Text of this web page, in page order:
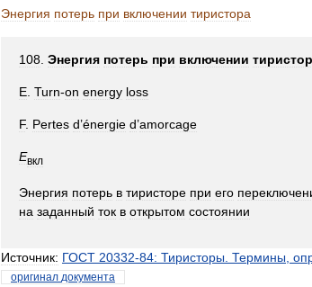
Энергия потерь при включении тиристора
108 Энергия потерь при включении
E Turn-on energy loss
F. Pertes d’énergie d’amorcage
Евкл
Энергия потерь в тиристоре при его
на заданный ток в открытом состоянии
Источник: ГОСТ 20332-84: Тиристоры Термины
оригинал документа